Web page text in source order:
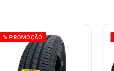
% PROMOÇÃO